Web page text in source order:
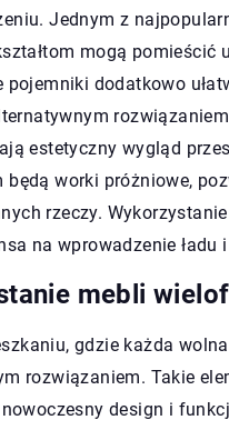
Jednym z
mogą pomieścić
pojemniki dodatkowo
estetyczny wygląd
będą worki próżniowe,
rzeczy.
na wprowadzenie
mebli
gdzie każda
rozwiązaniem. Takie
design i